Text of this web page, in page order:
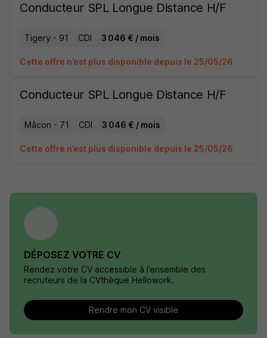
Conducteur SPL Longue Distance H/F
Tigery - 91 CDI 3 046 € / mois
Cette offre n’est plus disponible depuis le 25/05/26
Conducteur SPL Longue Distance H/F
Mâcon - 71 CDI 3 046 € / mois
Cette offre n’est plus disponible depuis le 25/05/26
DÉPOSEZ VOTRE CV
Rendez votre CV accessible à l’ensemble des
recruteurs de la CVthèque Hellowork.
Rendre mon CV visible